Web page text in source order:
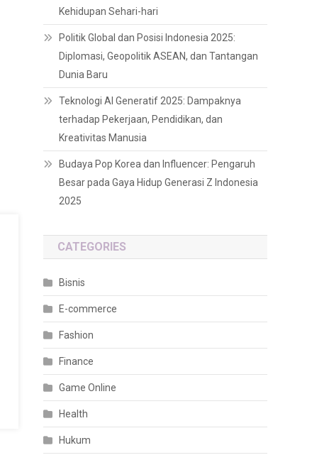
Kehidupan Sehari-hari
Politik Global dan Posisi Indonesia 2025:
Diplomasi, Geopolitik ASEAN, dan Tantangan
Dunia Baru
Teknologi AI Generatif 2025: Dampaknya
terhadap Pekerjaan, Pendidikan, dan
Kreativitas Manusia
Budaya Pop Korea dan Influencer: Pengaruh
Besar pada Gaya Hidup Generasi Z Indonesia
2025
CATEGORIES
Bisnis
E-commerce
Fashion
Finance
Game Online
Health
Hukum